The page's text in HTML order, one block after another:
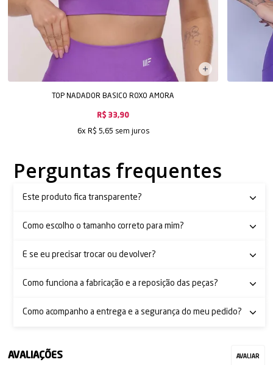
TOP NADADOR BASICO ROXO AMORA
R$ 33,90
6x R$ 5,65 sem juros
Perguntas frequentes
Este produto fica transparente?
Como escolho o tamanho correto para mim?
E se eu precisar trocar ou devolver?
Como funciona a fabricação e a reposição das peças?
Como acompanho a entrega e a segurança do meu pedido?